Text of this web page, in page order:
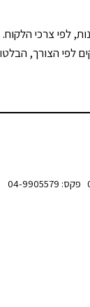
לפי צרכי הלקוח.
לפי הצורך,